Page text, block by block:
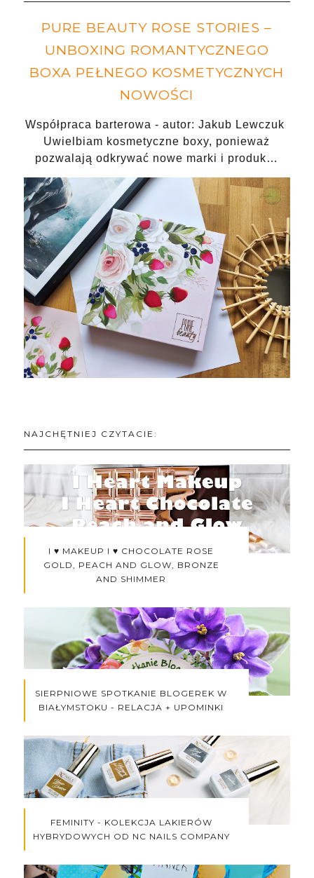
PURE BEAUTY ROSE STORIES –
UNBOXING ROMANTYCZNEGO
BOXA PEŁNEGO KOSMETYCZNYCH
NOWOŚCI
Współpraca barterowa - autor: Jakub Lewczuk
Uwielbiam kosmetyczne boxy, ponieważ
pozwalają odkrywać nowe marki i produk…
NAJCHĘTNIEJ CZYTACIE:
I ♥ MAKEUP I ♥ CHOCOLATE ROSE
GOLD, PEACH AND GLOW, BRONZE
AND SHIMMER
SIERPNIOWE SPOTKANIE BLOGEREK W
BIAŁYMSTOKU - RELACJA + UPOMINKI
FEMINITY - KOLEKCJA LAKIERÓW
HYBRYDOWYCH OD NC NAILS COMPANY